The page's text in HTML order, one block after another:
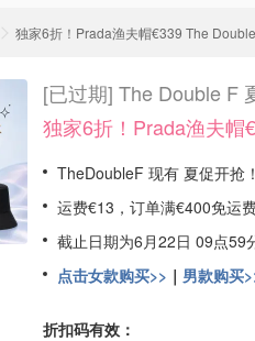
独家6折！Prada渔夫帽€339 The
[已过期] The Double F
独家6折！Prada渔夫帽
TheDoubleF 现有 夏促开抢！
运费€13，订单满€400免运
截止日期为6月22日 09点59
点击女款购买>> ｜ 男款购买
折扣码有效：